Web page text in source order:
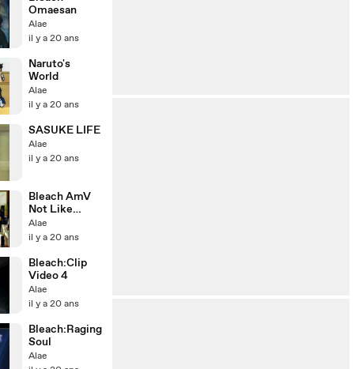
Omaesan
Alae
il y a 20 ans
Naruto's
World
Alae
il y a 20 ans
SASUKE LIFE
Alae
il y a 20 ans
Bleach AmV
Not Like
Other$
Alae
il y a 20 ans
Bleach:Clip
Video 4
Alae
il y a 20 ans
Bleach:Raging
Soul
Alae